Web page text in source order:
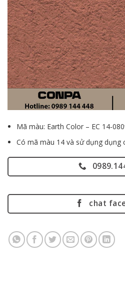
Mã màu: Earth Color – EC 14-
Có mã màu 14 và sử dụng dụng
chat